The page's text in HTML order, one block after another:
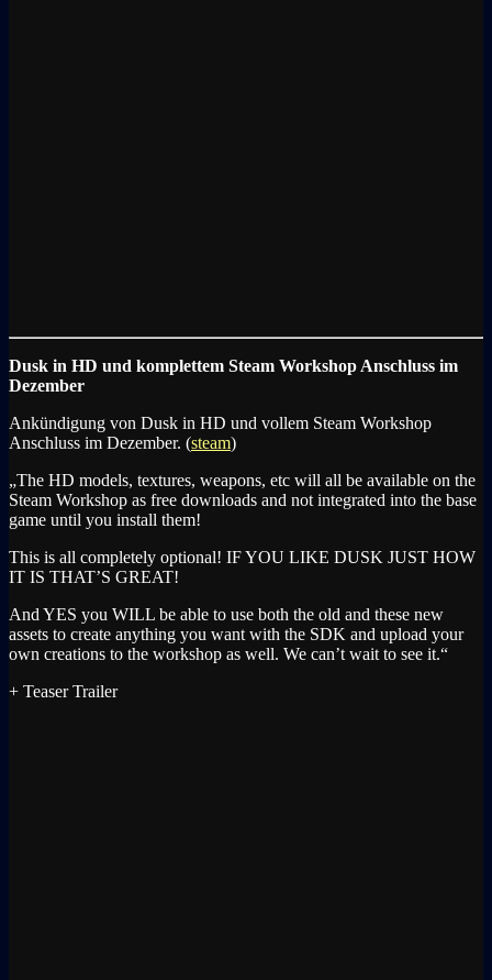
Dusk in HD und komplettem Steam Workshop Anschluss im
Dezember
Ankündigung von Dusk in HD und vollem Steam Workshop
Anschluss im Dezember. (steam)
„The HD models, textures, weapons, etc will all be available on the
Steam Workshop as free downloads and not integrated into the base
game until you install them!
This is all completely optional! IF YOU LIKE DUSK JUST HOW
IT IS THAT’S GREAT!
And YES you WILL be able to use both the old and these new
assets to create anything you want with the SDK and upload your
own creations to the workshop as well. We can’t wait to see it.“
+ Teaser Trailer